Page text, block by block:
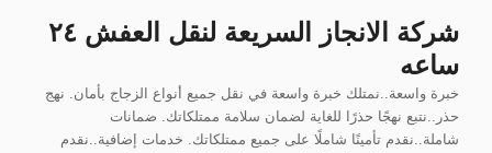
المحتوى
شركة الانجاز السريعة لنقل العفش ٢٤
ساعه
خبرة واسعة..نمتلك خبرة واسعة في نقل جميع أنواع الزجاج بأمان. نهج
حذر..نتبع نهجًا حذرًا للغاية لضمان سلامة ممتلكاتك. ضمانات
شاملة..نقدم تأمينًا شاملًا على جميع ممتلكاتك. خدمات إضافية..نقدم